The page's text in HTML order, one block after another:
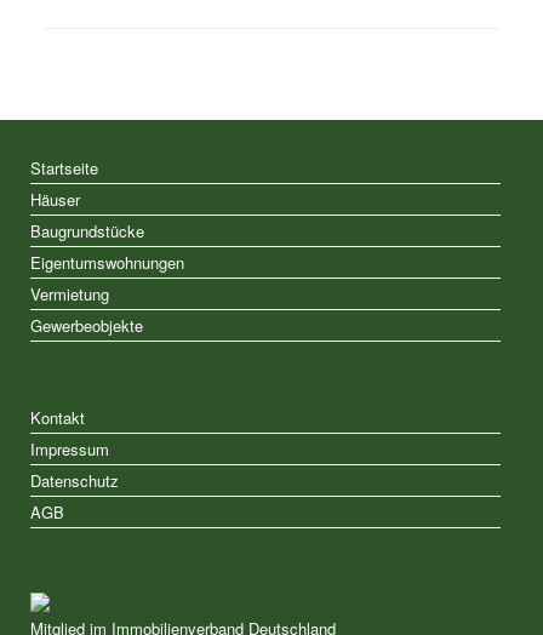
Startseite
Häuser
Baugrundstücke
Eigentumswohnungen
Vermietung
Gewerbeobjekte
Kontakt
Impressum
Datenschutz
AGB
Mitglied im Immobilienverband Deutschland